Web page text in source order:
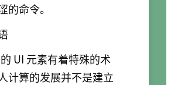
的命令。
UI 元素有着特殊的术
计算的发展并不是建立